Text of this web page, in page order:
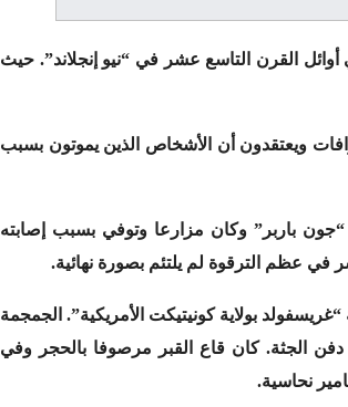
القرن التاسع عشر في “نيو إنجلاند”. حيث
ويعتقدون أن الأشخاص الذين يموتون بسبب
باربر” وكان مزارعا وتوفي بسبب إصابته
عظم الترقوة لم يلتئم بصورة نهائية.
مقلع للحصى بمدينة “غريسفولد بولاية كونيتيكت الأمريكية”. الجمجمة
الجثة. كان قاع القبر مرصوفا بالحجر وفي
نحاسية.